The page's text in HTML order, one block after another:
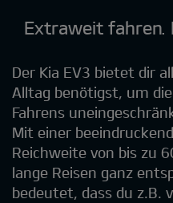
Extraweit fahren.
Der Kia EV3 bietet dir
Alltag benötigst, um
Fahrens
Mit einer
Reichweite von bis zu
lange Reisen ganz
bedeutet, dass du z.B.